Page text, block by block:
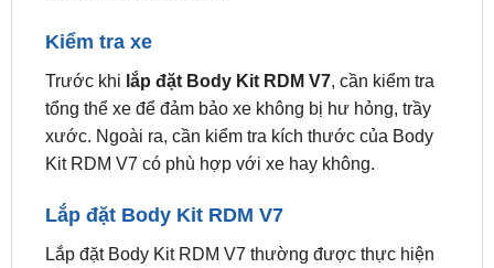
Kiểm tra xe
Trước khi lắp đặt Body Kit RDM V7, cần kiểm tra
tổng thể xe để đảm bảo xe không bị hư hỏng, trầy
xước. Ngoài ra, cần kiểm tra kích thước của Body
Kit RDM V7 có phù hợp với xe hay không.
Lắp đặt Body Kit RDM V7
Lắp đặt Body Kit RDM V7 thường được thực hiện